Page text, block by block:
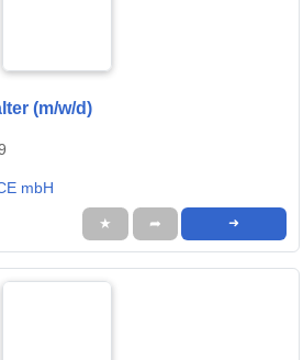
(m/w/d)
mbH
★ ➦ ➜